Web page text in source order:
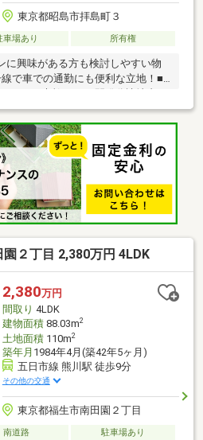
東京都昭島市拝島町３
車場あり 所有権
に興味がある方も検討しやすい物
で車での通勤にも便利な立地！■
ムやスギ薬局などが近く、毎日の
♪□外壁の塗り直し、トイレ等 リフ
！
２丁目 2,380万円 4LDK
2,380万円
間取り 4LDK
建物面積88.03m2
土地面積110m2
築年月 1984年4月(築42年5ヶ月)
五日市線 熊川駅 徒歩9分
その他の交通
東京都福生市南田園２丁目
南道路
駐車場あり